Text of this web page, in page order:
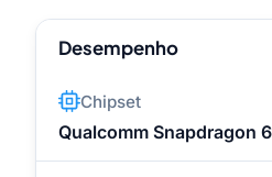
Desempenho
Chipset
Qualcomm Snapdragon